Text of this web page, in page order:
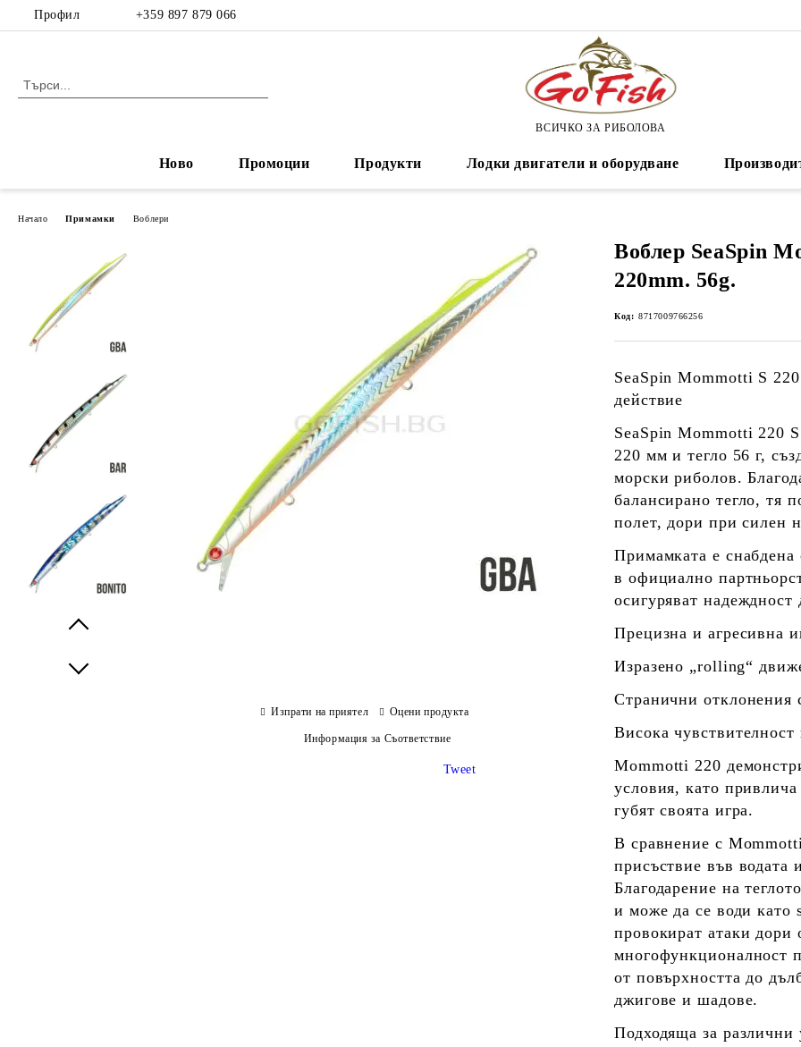
Профил +359 897 879 066
ВСИЧКО ЗА РИБОЛОВА
Ново Промоции Продукти Лодки двигатели и оборудване
Начало Примамки Воблери
Воблер SeaSpin
220mm. 56g.
Код: 8717009766256
SeaSpin Mommotti S
действие
SeaSpin Mommotti 220 S
220 мм и тегло 56 г,
морски риболов.
балансирано тегло, тя
полет, дори при силен
Примамката е снабдена
в официално
осигуряват
Прецизна и агресивна
Изразено „rolling“
Странични отклонения
Висока
Mommotti 220
условия, като
губят своята игра.
В сравнение с
присъствие във
Благодарение на
и може да се води като
провокират атаки
многофункционалност
от повърхността до
джигове и шадове.
Подходяща за различни
Изпрати на приятел Оцени продукта
Информация за Съответствие
Tweet